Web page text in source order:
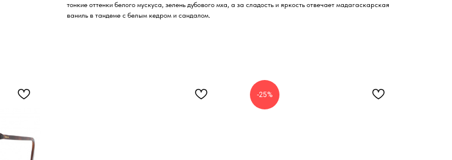
тонкие оттенки белого мускуса, зелень дубового мха, а за сладость и яркость отвечает мадагаскарская
ваниль в тандеме с белым кедром и сандалом.
-25%